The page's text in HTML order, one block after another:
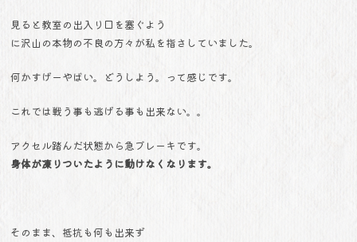
見ると教室の出入り口を塞ぐよう
に沢山の本物の不良の方々が私を指さしていました。
何かすげーやばい。どうしよう。って感じです。
これでは戦う事も逃げる事も出来ない。。
アクセル踏んだ状態から急ブレーキです。
身体が凍りついたように動けなくなります。
そのまま、抵抗も何も出来ず